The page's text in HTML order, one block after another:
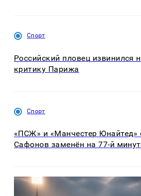
Спорт
Российский пловец извинился
критику Парижа
Спорт
«ПСЖ» и «Манчестер Юнайтед»
Сафонов заменён на 77-й